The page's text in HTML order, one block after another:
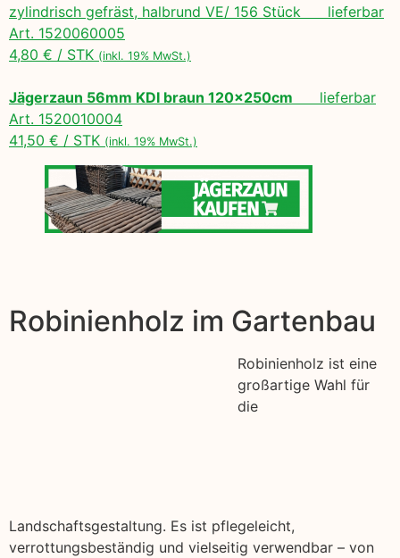
zylindrisch gefräst, halbrund VE/ 156 Stück lieferbar
Art. 1520060005
4,80 € / STK (inkl. 19% MwSt.)
Jägerzaun 56mm KDI braun 120x250cm lieferbar
Art. 1520010004
41,50 € / STK (inkl. 19% MwSt.)
Robinienholz im Gartenbau
Robinienholz ist eine
großartige Wahl für
die
Landschaftsgestaltung. Es ist pflegeleicht,
verrottungsbeständig und vielseitig verwendbar – von